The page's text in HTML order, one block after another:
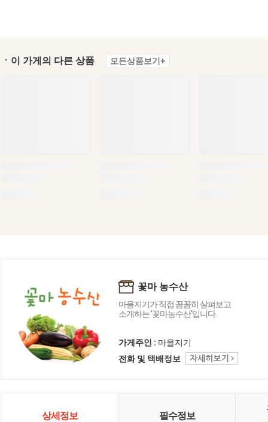
ㆍ이 가게의 다른 상품 모든상품보기+
꽃마 농수산
마을지기가 직접 꼼꼼히 살펴보고
소개하는 '꽃마농수산'입니다.
가게주인 : 마을지기
전화 및 택배정보
상세정보 필수정보